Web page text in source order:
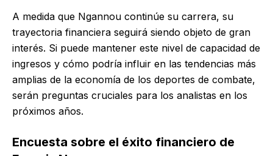
A medida que Ngannou continúe su carrera, su
trayectoria financiera seguirá siendo objeto de gran
interés. Si puede mantener este nivel de capacidad de
ingresos y cómo podría influir en las tendencias más
amplias de la economía de los deportes de combate,
serán preguntas cruciales para los analistas en los
próximos años.
Encuesta sobre el éxito financiero de